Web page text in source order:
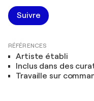
Suivre
RÉFÉRENCES
Artiste établi
Inclus dans des
Travaille sur